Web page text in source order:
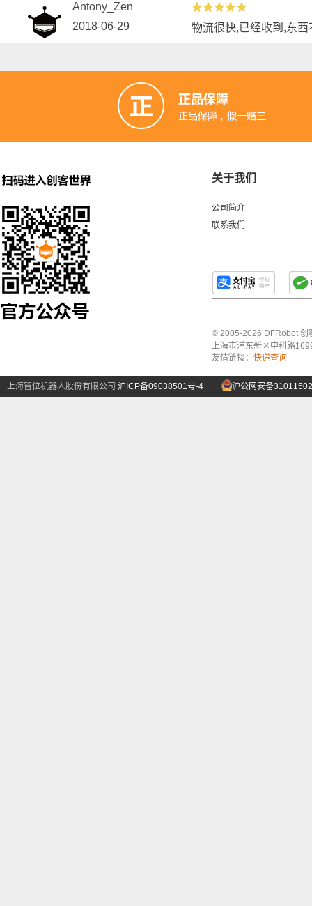
Antony_Zen
2018-06-29
物流很快,已经收到,东西
关于我们
公司简介
联系我们
© 2005-2026 DFRobot 创
上海市浦东新区中科路
友情链接： 快递查询
上海智位机器人股份有限公司 沪ICP备09038501号-4 沪公网安备